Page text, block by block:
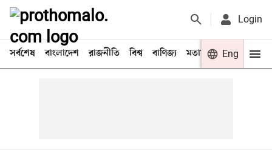
Login
সর্বশেষ বাংলাদেশ রাজনীতি বিশ্ব বাণিজ্য মতামত খেলা
Eng